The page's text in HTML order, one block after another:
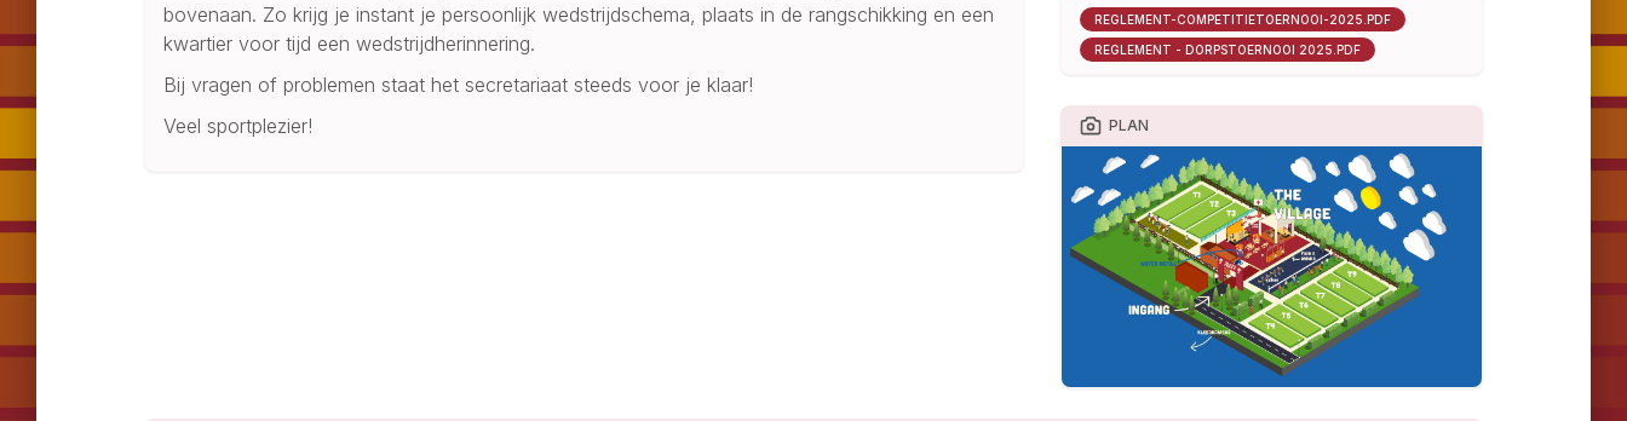
bovenaan. Zo krijg je instant je persoonlijk wedstrijdschema, plaats in de rangschikking en een
kwartier voor tijd een wedstrijdherinnering.
Bij vragen of problemen staat het secretariaat steeds voor je klaar!
Veel sportplezier!
REGLEMENT-COMPETITIETOERNOOI-2025.PDF
REGLEMENT - DORPSTOERNOOI 2025.PDF
PLAN